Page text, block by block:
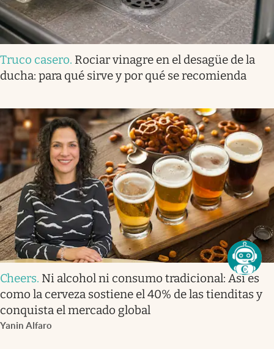
Truco casero. Rociar vinagre en el desagüe de la
ducha: para qué sirve y por qué se recomienda
Cheers. Ni alcohol ni consumo tradicional: Así es
como la cerveza sostiene el 40% de las tienditas y
conquista el mercado global
Yanin Alfaro